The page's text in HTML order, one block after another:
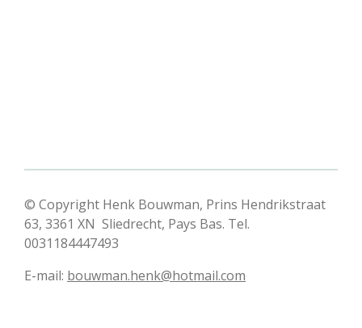
© Copyright Henk Bouwman, Prins Hendrikstraat
63, 3361 XN Sliedrecht, Pays Bas. Tel.
0031184447493
E-mail: bouwman.henk@hotmail.com